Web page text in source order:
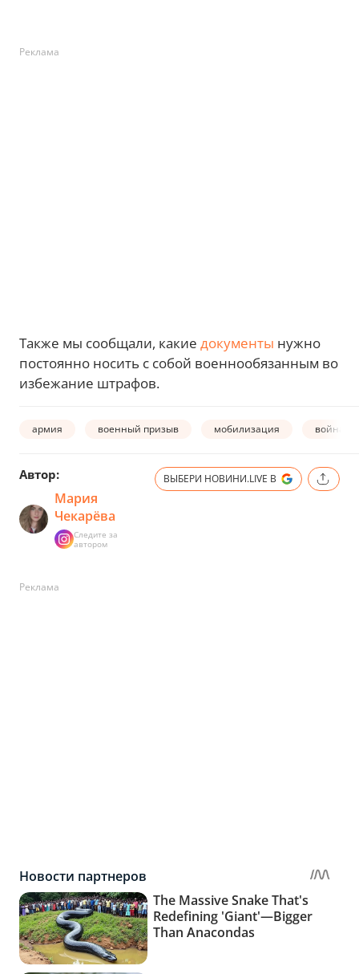
Реклама
Также мы сообщали, какие документы нужно
постоянно носить с собой военнообязанным во
избежание штрафов.
армия военный призыв мобилизация война в
Автор:
Мария
Чекарёва
Следите за
автором
ВЫБЕРИ НОВИНИ.LIVE В
Реклама